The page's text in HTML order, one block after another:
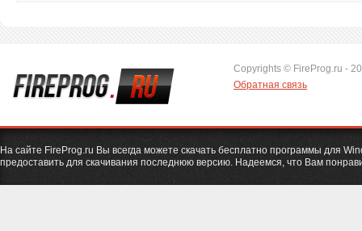
Copyrights © FireProg.ru -
Обратная связь
На сайте FireProg.ru Вы всегда можете скачать бесплатно программы для
предоставить для скачивания последнюю версию. Надеемся, что Вам